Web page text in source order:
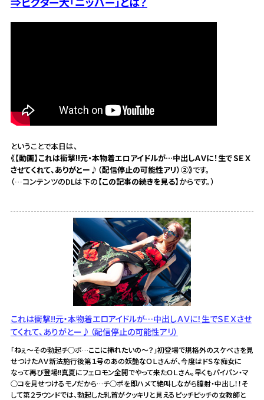
ということで本日は、
《【動画】これは衝撃!!元・本物着エロアイドルが…中出しＡＶに！生でＳＥＸ
させてくれて、ありがとー♪（配信停止の可能性アリ）②》です。
（…コンテンツのDLは下の【この記事の続きを見る】からです。）
これは衝撃!!元・本物着エロアイドルが…中出しＡＶに！生でＳＥＸさせ
てくれて、ありがとー♪（配信停止の可能性アリ）
「ねぇ～その勃起チ○ポ…ここに挿れたいの～？」初登場で規格外のスケベさを見
せつけたＡＶ新法施行後第１号のあの妖艶なＯＬさんが、今度はドＳな痴女に
なって再び登場!!真夏にフェロモン全開でやって来たＯＬさん。早くもパイパン・マ
○コを見せつけるモノだから…チ○ポを即ハメて絶叫しながら膣射・中出し！！そ
して第２ラウンドでは、勃起した乳首がクッキリと見えるピッチピッチの女教師と